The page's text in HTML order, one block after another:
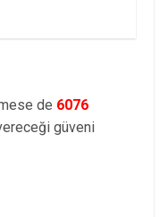
de 6076
güveni